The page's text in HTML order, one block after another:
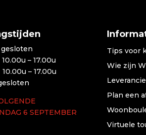
gesloten
– 17.00u
– 17.00u
6 SEPTEMBER
Tips voor
Wie zijn
Plan een
Virtuele